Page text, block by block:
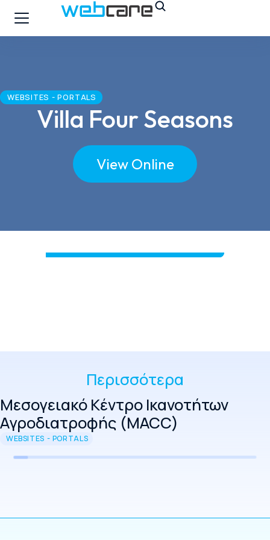
WEBSITES - PORTALS
Villa Four Seasons
View Online
Περισσότερα
Μεσογειακό Κέντρο Ικανοτήτων
Αγροδιατροφής (MACC)
WEBSITES - PORTALS